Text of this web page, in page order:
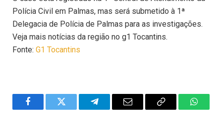
Polícia Civil em Palmas, mas será submetido à 1ª
Delegacia de Polícia de Palmas para as investigações.
Veja mais notícias da região no g1 Tocantins.
Fonte: G1 Tocantins
FacebookTwitter TelegramEmail
Copy